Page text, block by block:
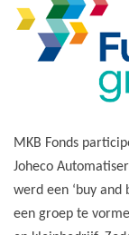
MKB Fonds
Joheco
werd een ‘buy
een groep te